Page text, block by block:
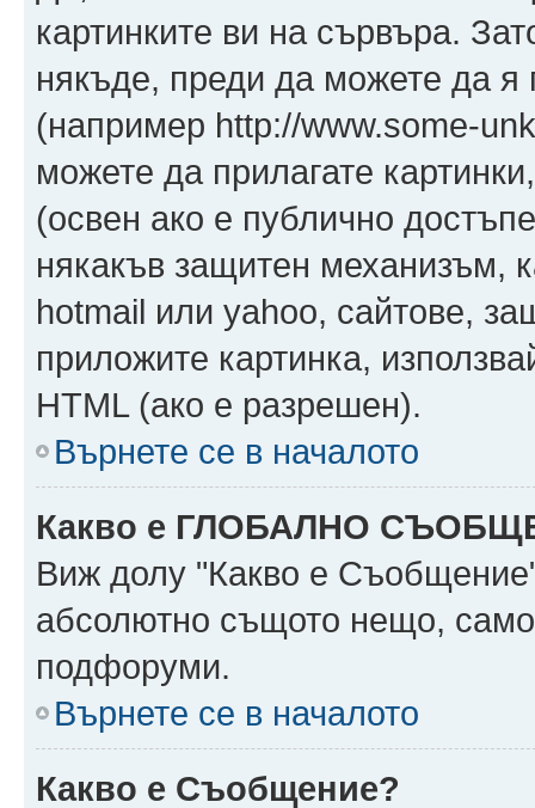
картинките ви на сървъра.
някъде, преди да можете да
(например http://www.some-
можете да прилагате
(освен ако е публично
някакъв защитен механизъм,
hotmail или yahoo, сайтове,
приложите картинка,
HTML (ако е разрешен).
Върнете се в началото
Какво е ГЛОБАЛНО
Виж долу "Какво е
абсолютно същото нещо,
подфоруми.
Върнете се в началото
Какво е Съобщение?